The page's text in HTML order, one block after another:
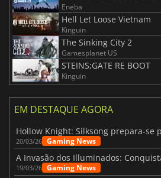
Eneba
Hell Let Loose Vietnam
Kinguin
The Sinking City 2
Gamesplanet US
STEINS;GATE RE BOOT
Kinguin
EM DESTAQUE AGORA
20/03/26 Gaming News
19/03/26 Gaming News